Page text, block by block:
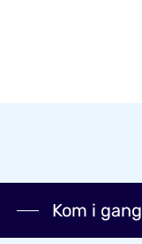
Kom i gang